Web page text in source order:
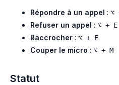
Répondre à un appel : ⌥
Refuser un appel : ⌥ + E
Raccrocher : ⌥ + E
Couper le micro : ⌥ + M
Statut